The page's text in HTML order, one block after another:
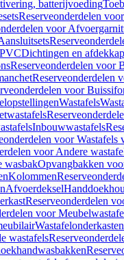
batterijvoeding
Reserveonderdelen
voor
Dichtingen en
Reserveonderdelen voor
Reserveonderdelen
voor
Wastafels
Inbouwwastafels
voor Wastafels
voor Andere
wasbakOpvangbakken
Kolommen
Afvoerdeksel
Reserveonderdelen
voor
Wastafelonderkasten
wastafels